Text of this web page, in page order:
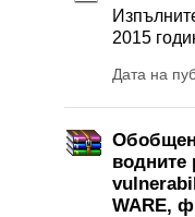
2015
Дата на
водните
WARE,